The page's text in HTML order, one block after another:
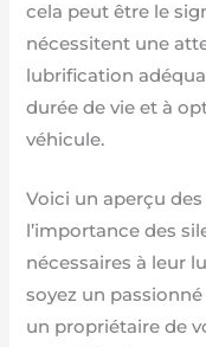
cela peut être le
nécessitent une
lubrification
durée de vie et à
véhicule.
Voici un aperçu
l’importance des
nécessaires à leur
soyez un
un propriétaire de